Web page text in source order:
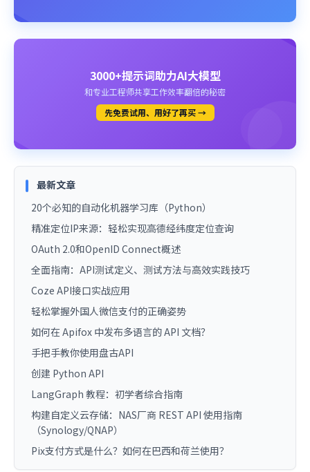
3000+提示词助力AI大模型
和专业工程师共享工作效率翻倍的秘密
先免费试用、用好了再买 →
最新文章
20个必知的自动化机器学习库（Python）
精准定位IP来源：轻松实现高德经纬度定位查询
OAuth 2.0和OpenID Connect概述
全面指南：API测试定义、测试方法与高效实践技巧
Coze API接口实战应用
轻松掌握外国人微信支付的正确姿势
如何在 Apifox 中发布多语言的 API 文档？
手把手教你使用盘古API
创建 Python API
LangGraph 教程：初学者综合指南
构建自定义云存储：NAS厂商 REST API 使用指南
（Synology/QNAP）
Pix支付方式是什么？如何在巴西和荷兰使用？